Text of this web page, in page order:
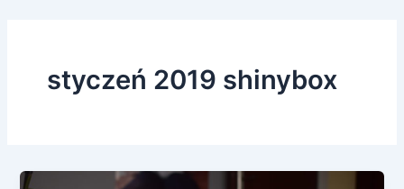
styczeń 2019 shinybox